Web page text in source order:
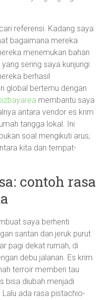
referensi. Kadang saya
bagaimana mereka
menemukan bahan
sering saya kunjungi
berhasil
global bertemu dengan
membantu saya
antara vendor es krim
tangga lokal. Ini
soal mengikuti arus;
kita dan tempat-
contoh rasa
saya berhenti
santan dan jeruk purut
pagi dekat rumah, di
debu jalanan. Es krim
terroir memberi tau
bisa diubah menjadi
ada rasa pistachio-